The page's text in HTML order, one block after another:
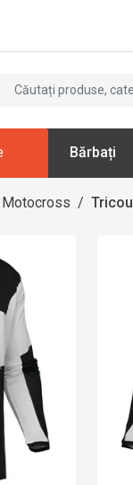
Bărbați
Motocross / Tricou